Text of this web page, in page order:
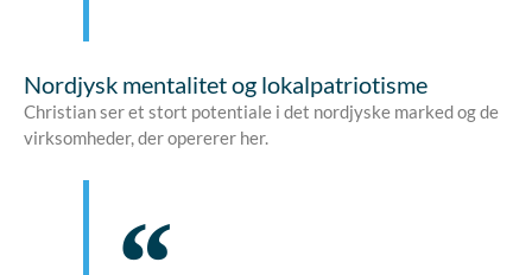
Nordjysk mentalitet og lokalpatriotisme
Christian ser et stort potentiale i det nordjyske marked og de
virksomheder, der opererer her.